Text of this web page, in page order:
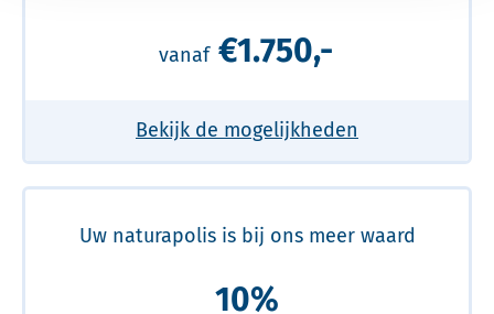
vanaf €1.750,-
Bekijk de mogelijkheden
Uw naturapolis is bij ons meer waard
10%